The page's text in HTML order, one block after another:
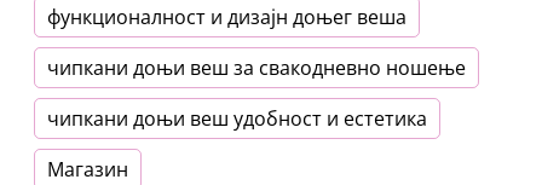
функционалност и дизајн доњег веша
чипкани доњи веш за свакодневно ношење
чипкани доњи веш удобност и естетика
Магазин